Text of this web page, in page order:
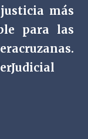
más
para las